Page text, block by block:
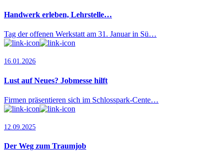
Handwerk erleben, Lehrstelle…
Tag der offenen Werkstatt am 31. Januar in Sü…
16.01.2026
Lust auf Neues? Jobmesse hilft
Firmen präsentieren sich im Schlosspark-Cente…
12.09.2025
Der Weg zum Traumjob